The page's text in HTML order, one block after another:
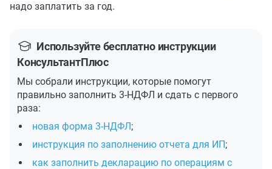
надо заплатить за год.
Используйте бесплатно инструкции
КонсультантПлюс
Мы собрали инструкции, которые помогут
правильно заполнить 3-НДФЛ и сдать с первого
раза:
новая форма 3-НДФЛ;
инструкция по заполнению отчета для ИП;
как заполнить декларацию по операциям с